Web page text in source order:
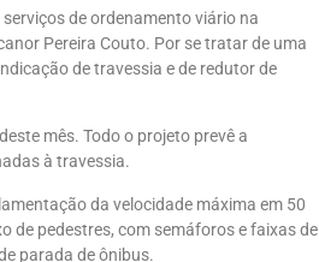
de ordenamento viário na
Pereira Couto. Por se tratar de uma
de travessia e de redutor de
mês. Todo o projeto prevê a
à travessia.
da velocidade máxima em 50
de pedestres, com semáforos e faixas de
parada de ônibus.